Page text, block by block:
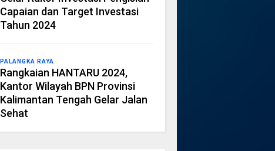
Capaian dan Target Investasi
Tahun 2024
PALANGKA RAYA
Rangkaian HANTARU 2024,
Kantor Wilayah BPN Provinsi
Kalimantan Tengah Gelar Jalan
Sehat